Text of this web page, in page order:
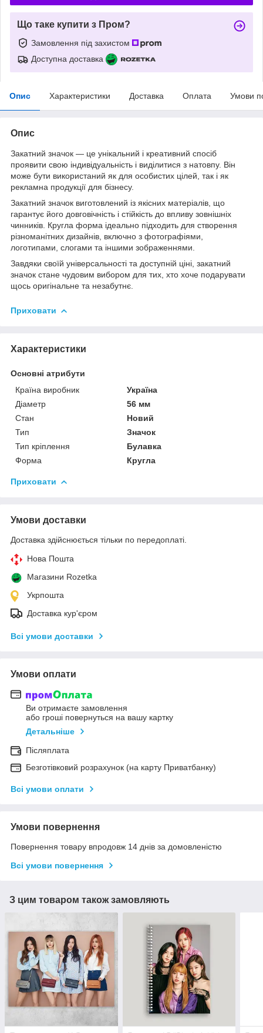
Що таке купити з Пром?
Замовлення під захистом
Доступна доставка
Опис Характеристики Доставка Оплата Умови
Опис
Закатний значок — це унікальний і креативний спосіб
проявити свою індивідуальність і виділитися з натовпу. Він
може бути використаний як для особистих цілей, так і як
рекламна продукції для бізнесу.
Закатний значок виготовлений із якісних матеріалів, що
гарантує його довговічність і стійкість до впливу зовнішніх
чинників. Кругла форма ідеально підходить для створення
різноманітних дизайнів, включно з фотографіями,
логотипами, слогами та іншими зображеннями.
Завдяки своїй універсальності та доступній ціні, закатний
значок стане чудовим вибором для тих, хто хоче подарувати
щось оригінальне та незабутнє.
Приховати
Характеристики
Основні атрибути
Країна виробник
Україна
Діаметр
56 мм
Стан
Новий
Тип
Значок
Тип кріплення
Булавка
Форма
Кругла
Приховати
Умови доставки
Доставка здійснюється тільки по передоплаті.
Нова Пошта
Магазини Rozetka
Укрпошта
Доставка кур'єром
Всі умови доставки
Умови оплати
Ви отримаєте замовлення
або гроші повернуться на вашу картку
Детальніше
Післяплата
Безготівковий розрахунок (на карту Приватбанку)
Всі умови оплати
Умови повернення
Повернення товару впродовж 14 днів за домовленістю
Всі умови повернення
З цим товаром також замовляють